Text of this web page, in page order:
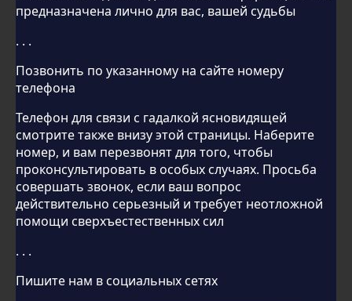
предназначена лично для вас, вашей судьбы
. . .
Позвонить по указанному на сайте номеру
телефона
Телефон для связи с гадалкой ясновидящей
смотрите также внизу этой страницы. Наберите
номер, и вам перезвонят для того, чтобы
проконсультировать в особых случаях. Просьба
совершать звонок, если ваш вопрос
действительно серьезный и требует неотложной
помощи сверхъестественных сил
. . .
Пишите нам в социальных сетях